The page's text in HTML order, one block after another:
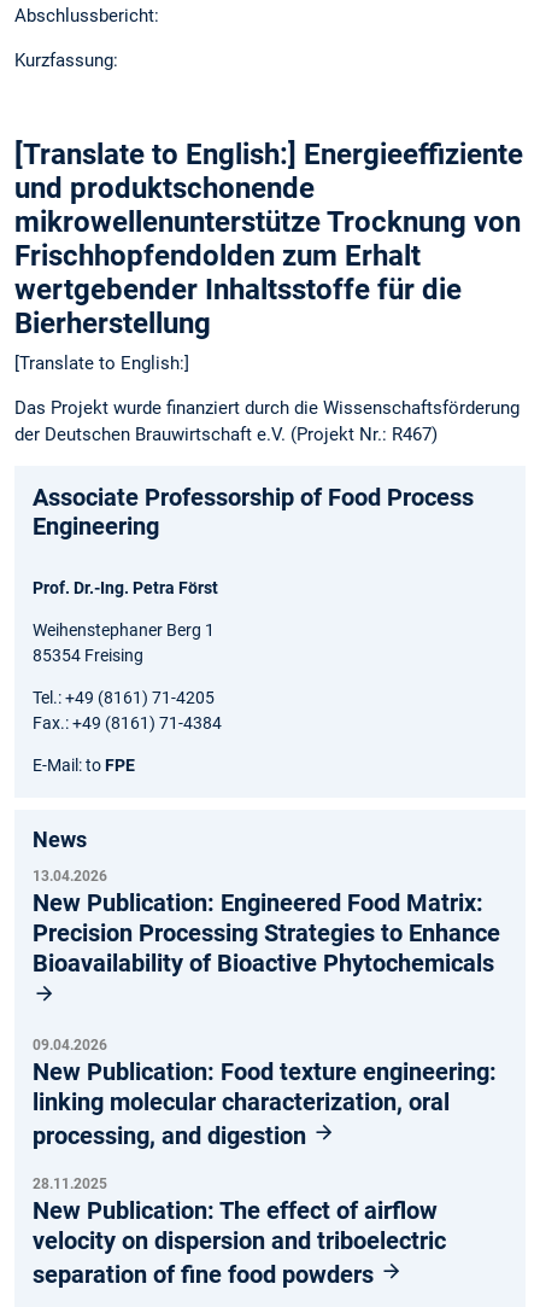
Abschlussbericht:
Kurzfassung:
[Translate to English:] Energieeffiziente
und produktschonende
mikrowellenunterstütze Trocknung von
Frischhopfendolden zum Erhalt
wertgebender Inhaltsstoffe für die
Bierherstellung
[Translate to English:]
Das Projekt wurde finanziert durch die Wissenschaftsförderung
der Deutschen Brauwirtschaft e.V. (Projekt Nr.: R467)
Associate Professorship of Food Process
Engineering
Prof. Dr.-Ing. Petra Först
Weihenstephaner Berg 1
85354 Freising
Tel.: +49 (8161) 71-4205
Fax.: +49 (8161) 71-4384
E-Mail: toFPE
News
13.04.2026
New Publication: Engineered Food Matrix:
Precision Processing Strategies to Enhance
Bioavailability of Bioactive Phytochemicals
09.04.2026
New Publication: Food texture engineering:
linking molecular characterization, oral
processing, and digestion
28.11.2025
New Publication: The effect of airflow
velocity on dispersion and triboelectric
separation of fine food powders